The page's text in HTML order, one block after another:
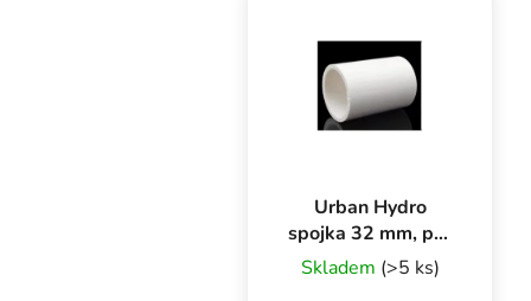
Urban Hydro
spojka 32 mm, pre
2 PVC rúry na NFT
kanál
Skladem (>5 ks)